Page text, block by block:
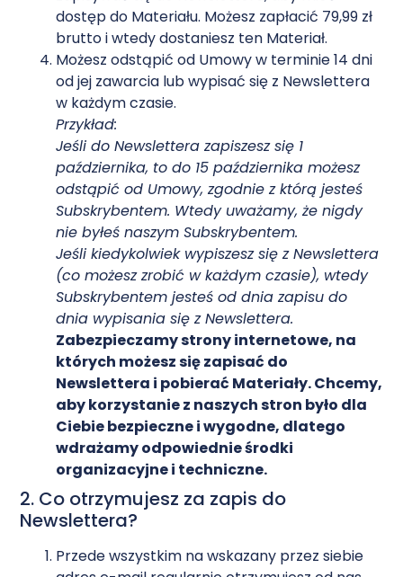
dostęp do Materiału. Możesz zapłacić 79,99 zł
brutto i wtedy dostaniesz ten Materiał.
Możesz odstąpić od Umowy w terminie 14 dni
od jej zawarcia lub wypisać się z Newslettera
w każdym czasie.
Przykład:
Jeśli do Newslettera zapiszesz się 1
października, to do 15 października możesz
odstąpić od Umowy, zgodnie z którą jesteś
Subskrybentem. Wtedy uważamy, że nigdy
nie byłeś naszym Subskrybentem.
Jeśli kiedykolwiek wypiszesz się z Newslettera
(co możesz zrobić w każdym czasie), wtedy
Subskrybentem jesteś od dnia zapisu do
dnia wypisania się z Newslettera.
Zabezpieczamy strony internetowe, na
których możesz się zapisać do
Newslettera i pobierać Materiały. Chcemy,
aby korzystanie z naszych stron było dla
Ciebie bezpieczne i wygodne, dlatego
wdrażamy odpowiednie środki
organizacyjne i techniczne.
2. Co otrzymujesz za zapis do
Newslettera?
Przede wszystkim na wskazany przez siebie